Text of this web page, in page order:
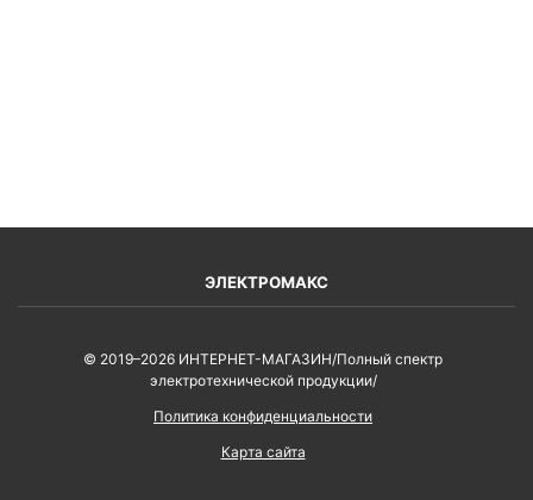
ЭЛЕКТРОМАКС
© 2019–2026 ИНТЕРНЕТ-МАГАЗИН/Полный спектр
электротехнической продукции/
Политика конфиденциальности
Карта сайта